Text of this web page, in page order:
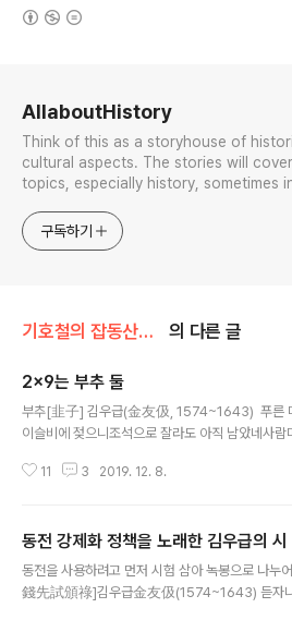
AllaboutHistory
Think of this as a storyhouse of
cultural aspects. The stories will
topics, especially history, sometimes
approach will be to resist any common
generalized viewpoint
구독하기
기호철의 잡동산이雜同散異 의 다른 글
2x9는 부추 둘
부추[韭子] 김우급(金友伋, 1574~1643) ​ 푸른
이슬비에 젖으니조석으로 잘라도 아직 남았네사람
雨, 昏朝剪更餘. 人皆十八食, 莫笑李尚書 [해
여덟 반찬은 부추를 이르는 말이고 4행의 이 상서
는 후위後魏의 명신 이숭李崇(455~525)이다.
상서령 의동삼사尚書令儀同三司를 지냈고 부유
11 3 2019. 12. 8.
동전 강제화 정책을 노래한 김우급의 시
동전을 사용하려고 먼저 시험 삼아 녹봉으로 나누
錢先試頒祿]김우급金友伋(1574~1643) 듣자